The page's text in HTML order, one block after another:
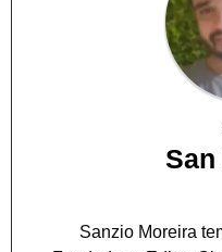
Sanzio Moreira